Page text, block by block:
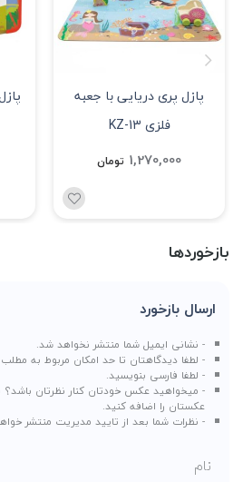
پازل پری دریایی با جعبه
فلزی KZ-13
1,270,000 تومان
بازخوردها
ارسال بازخورد
- نشانی ایمیل شما منتشر نخواهد شد.
- لطفا دیدگاهتان تا حد امکان مربوط به
- لطفا فارسی بنویسید.
- میخواهید عکس خودتان کنار نظرتان باشد؟
عکستان را اضافه کنید.
- نظرات شما بعد از تایید مدیریت منتشر
نام